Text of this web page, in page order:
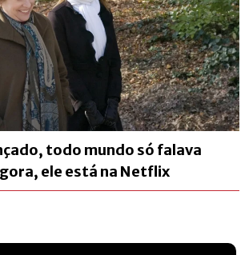
todo mundo só falava
ele está na Netflix